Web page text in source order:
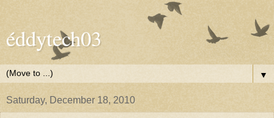
éddytech03
▼
Saturday, December 18, 2010